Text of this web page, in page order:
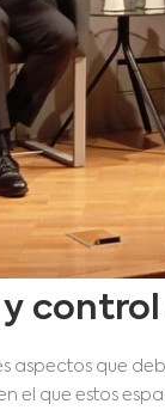
aspectos que
el que estos